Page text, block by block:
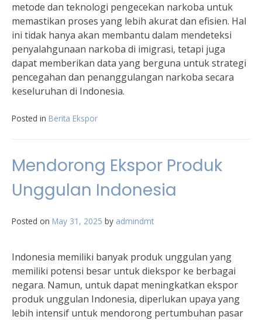
metode dan teknologi pengecekan narkoba untuk
memastikan proses yang lebih akurat dan efisien. Hal
ini tidak hanya akan membantu dalam mendeteksi
penyalahgunaan narkoba di imigrasi, tetapi juga
dapat memberikan data yang berguna untuk strategi
pencegahan dan penanggulangan narkoba secara
keseluruhan di Indonesia.
Posted in Berita Ekspor
Mendorong Ekspor Produk
Unggulan Indonesia
Posted on May 31, 2025 by admindmt
Indonesia memiliki banyak produk unggulan yang
memiliki potensi besar untuk diekspor ke berbagai
negara. Namun, untuk dapat meningkatkan ekspor
produk unggulan Indonesia, diperlukan upaya yang
lebih intensif untuk mendorong pertumbuhan pasar